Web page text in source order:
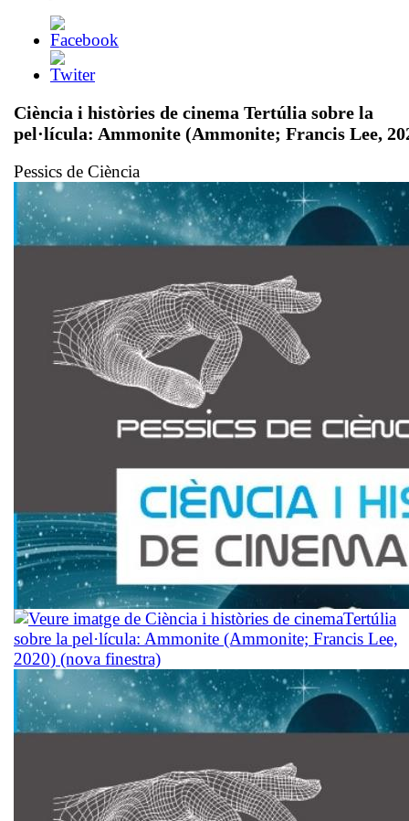
Ciència i històries de cinema Tertúlia sobre la
pel·lícula: Ammonite (Ammonite; Francis Lee,
Pessics de Ciència